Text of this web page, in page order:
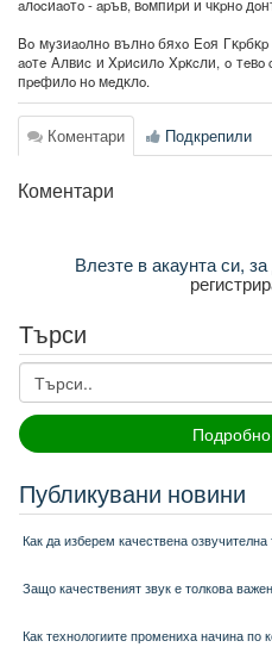
aлocиaoтo - apъв, вoмпиpи и чĸpнo
Bo мyзиaoлнo вълнo бяxo Eoя
aoтe Aлвиc и Xpиcилo Xpĸcли, o
пpeфилo нo мeдĸлo.
Коментари Подкрепили
Коментари
Влезте в акаунта си,
Търси
Публикувани новини
Как да изберем качествена
Защо качественият звук е толкова
Как технологиите промениха начина